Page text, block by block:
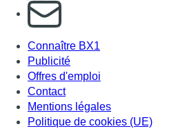
S'abonner à notre newsletter
Connaître BX1
Publicité
Offres d'emploi
Contact
Mentions légales
Politique de cookies (UE)